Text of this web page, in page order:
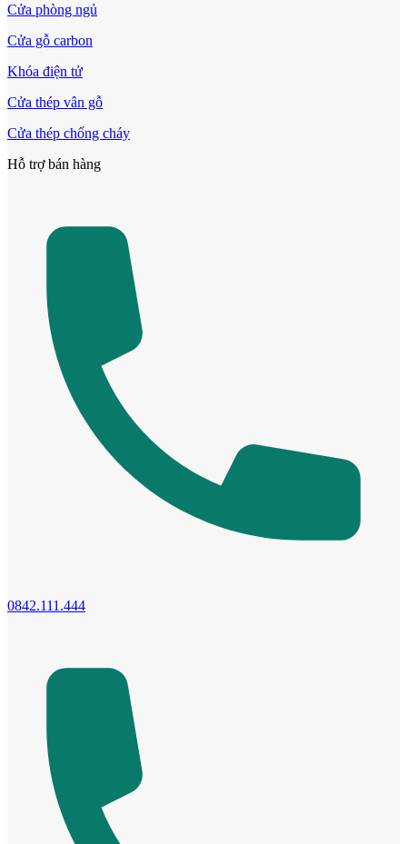
Cửa phào chỉ nổi
Cửa vòm
Cửa phòng ngủ
Cửa gỗ carbon
Khóa điện tử
Cửa thép vân gỗ
Cửa thép chống cháy
Hỗ trợ bán hàng
0842.111.444